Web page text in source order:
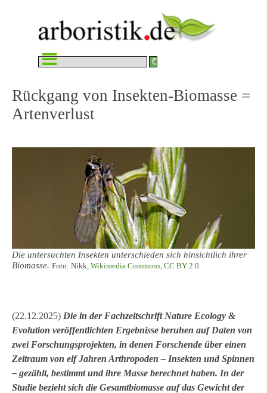
Menü überspringen
Rückgang von Insekten-Biomasse =
Artenverlust
Die untersuchten Insekten unterschieden sich hinsichtlich ihrer
Biomasse. Foto: Nikk, Wikimedia Commons, CC BY 2.0
(22.12.2025) Die in der Fachzeitschrift Nature Ecology &
Evolution veröffentlichten Ergebnisse beruhen auf Daten von
zwei Forschungsprojekten, in denen Forschende über einen
Zeitraum von elf Jahren Arthropoden – Insekten und Spinnen
– gezählt, bestimmt und ihre Masse berechnet haben. In der
Studie bezieht sich die Gesamtbiomasse auf das Gewicht der